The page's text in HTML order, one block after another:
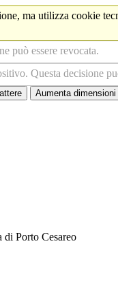
ma utilizza cookie
può essere revocata.
Questa decisione
Aumenta
di Porto Cesareo